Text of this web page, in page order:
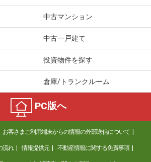
中古マンション
中古一戸建て
投資物件を探す
倉庫/トランクルーム
PC版へ
お客さまご利用端末からの情報の外部送信について
流れ 情報提供元 不動産情報に関する免責事項